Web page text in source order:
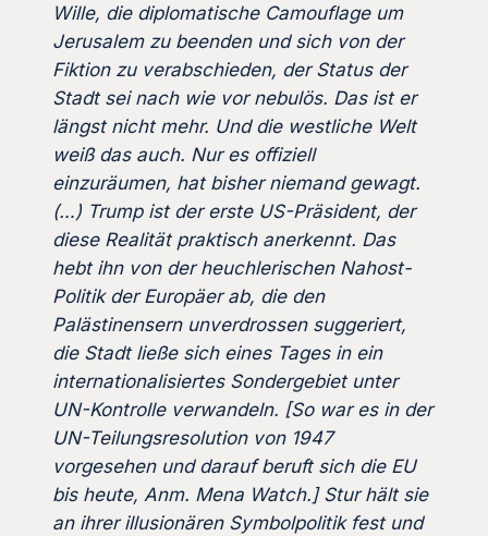
Wille, die diplomatische Camouflage um
Jerusalem zu beenden und sich von der
Fiktion zu verabschieden, der Status der
Stadt sei nach wie vor nebulös. Das ist er
längst nicht mehr. Und die westliche Welt
weiß das auch. Nur es offiziell
einzuräumen, hat bisher niemand gewagt.
(…) Trump ist der erste US-Präsident, der
diese Realität praktisch anerkennt. Das
hebt ihn von der heuchlerischen Nahost-
Politik der Europäer ab, die den
Palästinensern unverdrossen suggeriert,
die Stadt ließe sich eines Tages in ein
internationalisiertes Sondergebiet unter
UN-Kontrolle verwandeln. [So war es in der
UN-Teilungsresolution von 1947
vorgesehen und darauf beruft sich die EU
bis heute, Anm. Mena Watch.] Stur hält sie
an ihrer illusionären Symbolpolitik fest und